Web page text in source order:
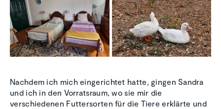
Nachdem ich mich eingerichtet hatte, gingen Sandra
und ich in den Vorratsraum, wo sie mir die
verschiedenen Futtersorten für die Tiere erklärte und